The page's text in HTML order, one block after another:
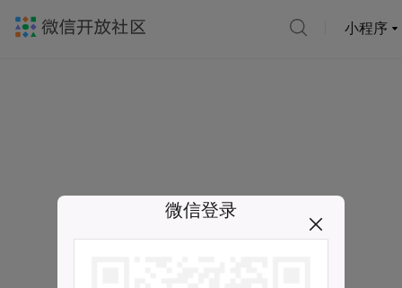
小程序
微信登录